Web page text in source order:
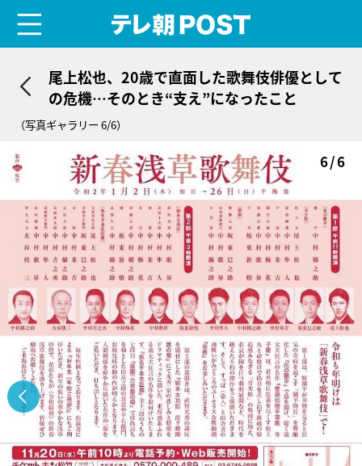
尾上松也、20歳で直面した歌舞伎俳優として
の危機…そのとき“支え”になったこと
（写真ギャラリー 6/6）
6/6